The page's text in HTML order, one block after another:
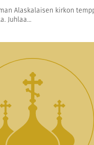
Alaskalaisen kirkon
Juhlaa...